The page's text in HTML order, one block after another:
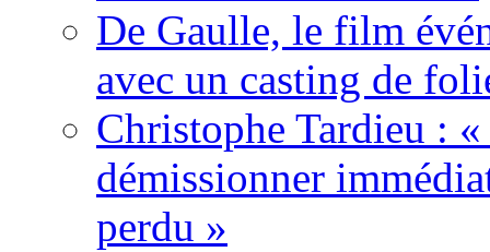
De Gaulle, le film
avec un casting de
Christophe Tardieu : «
démissionner
perdu »